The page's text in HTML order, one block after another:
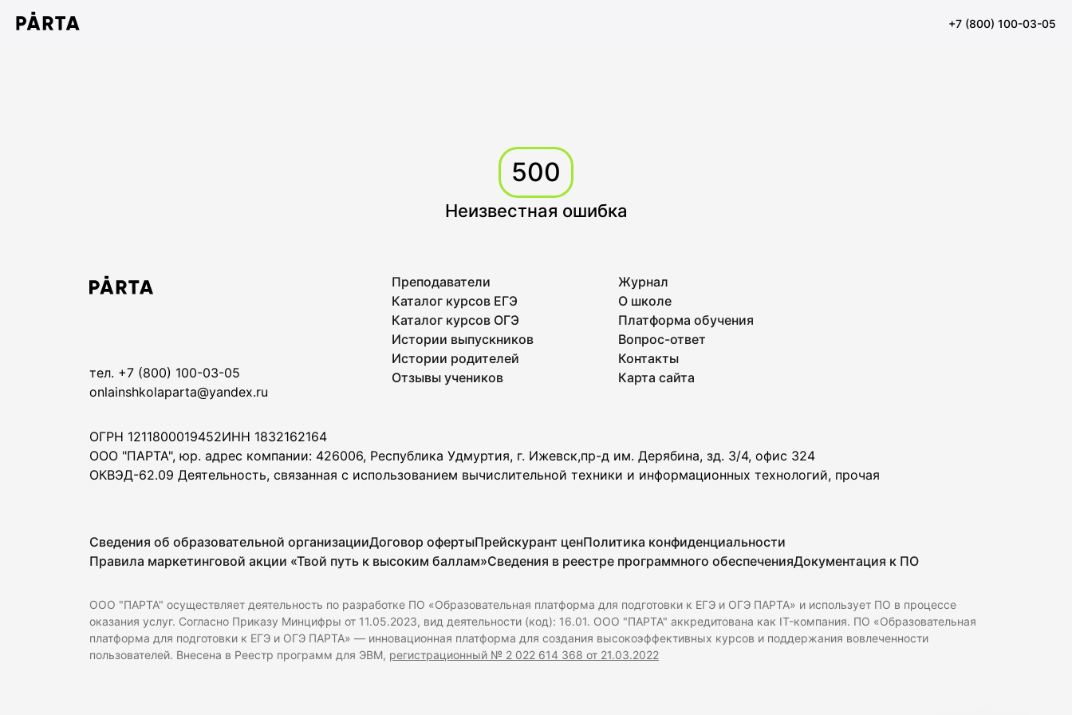
+7 (800) 100-03-05
500
Неизвестная ошибка
тел. +7 (800) 100-03-05
onlainshkolaparta@yandex.ru
Преподаватели
Каталог курсов ЕГЭ
Каталог курсов ОГЭ
Истории выпускников
Истории родителей
Отзывы учеников
Журнал
О школе
Платформа обучения
Вопрос-ответ
Контакты
Карта сайта
ОГРН 1211800019452ИНН 1832162164
ООО "ПАРТА", юр. адрес компании: 426006, Республика Удмуртия, г. Ижевск,пр-д им. Дерябина, зд. 3/4, офис 324
ОКВЭД-62.09 Деятельность, связанная с использованием вычислительной техники и информационных технологий, прочая
Сведения об образовательной организацииДоговор офертыПрейскурант ценПолитика конфиденциальности
Правила маркетинговой акции «Твой путь к высоким баллам»Сведения в реестре программного обеспеченияДокументация к ПО
ООО "ПАРТА" осуществляет деятельность по разработке ПО «Образовательная платформа для подготовки к ЕГЭ и ОГЭ ПАРТА» и использует ПО в процессе
оказания услуг. Согласно Приказу Минцифры от 11.05.2023, вид деятельности (код): 16.01. ООО "ПАРТА" аккредитована как IT-компания. ПО «Образовательная
платформа для подготовки к ЕГЭ и ОГЭ ПАРТА» — инновационная платформа для создания высокоэффективных курсов и поддержания вовлеченности
пользователей. Внесена в Реестр программ для ЭВМ, регистрационный № 2 022 614 368 от 21.03.2022